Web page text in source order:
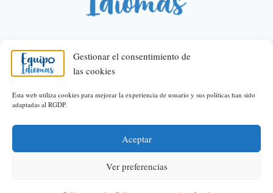
Gestionar el consentimiento de
las cookies
Esta web utiliza cookies para mejorar la experiencia de usuario y sus políticas han sido
adaptadas al RGDP.
Aceptar
Ver preferencias
© 2026 Equipo Idiomas